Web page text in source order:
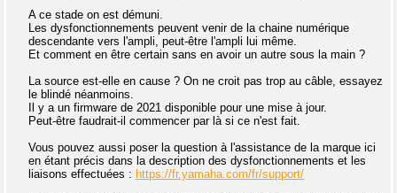
A ce stade on est démuni.
Les dysfonctionnements peuvent venir de la chaine numérique
descendante vers l'ampli, peut-être l'ampli lui même.
Et comment en être certain sans en avoir un autre sous la main ?
La source est-elle en cause ? On ne croit pas trop au câble, essayez
le blindé néanmoins.
Il y a un firmware de 2021 disponible pour une mise à jour.
Peut-être faudrait-il commencer par là si ce n'est fait.
Vous pouvez aussi poser la question à l'assistance de la marque ici
en étant précis dans la description des dysfonctionnements et les
liaisons effectuées : https://fr.yamaha.com/fr/support/